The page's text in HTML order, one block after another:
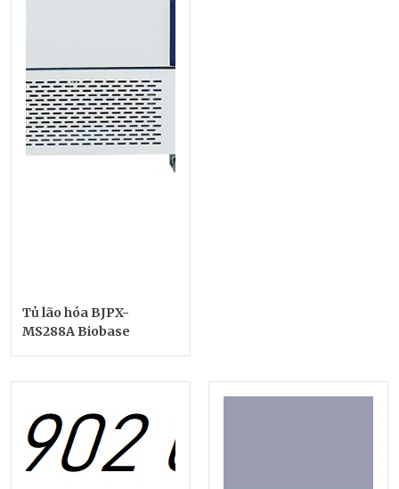
Tủ lão hóa BJPX-
MS288A Biobase